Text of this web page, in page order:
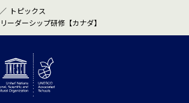
トピックス
ーダーシップ研修【カナダ】